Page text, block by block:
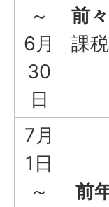
～
6月
30
日
前
課
7月
1日
～
前